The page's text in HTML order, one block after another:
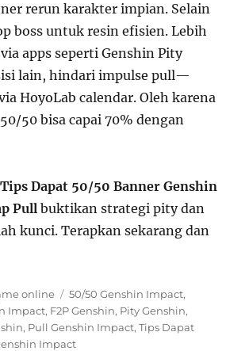
rerun karakter impian. Selain
boss untuk resin efisien. Lebih
apps seperti Genshin Pity
lain, hindari impulse pull—
HoyoLab calendar. Oleh karena
50 bisa capai 70% dengan
Tips Dapat 50/50 Banner Genshin
Pull buktikan strategi pity dan
kunci. Terapkan sekarang dan
online Tags
50/50 Genshin Impact,
Impact, F2P Genshin, Pity Genshin,
, Pull Genshin Impact,Tips Dapat
Impact